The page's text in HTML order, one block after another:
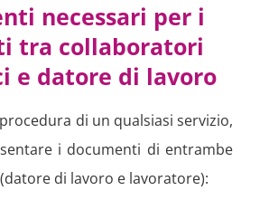
necessari per i
tra collaboratori
e datore di lavoro
di un qualsiasi servizio,
i documenti di entrambe
di lavoro e lavoratore):